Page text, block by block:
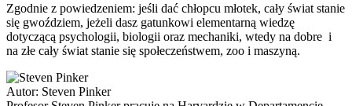
Zgodnie z powiedzeniem: jeśli dać chłopcu młotek, cały świat stanie
się gwoździem, jeżeli dasz gatunkowi elementarną wiedzę
dotyczącą psychologii, biologii oraz mechaniki, wtedy na dobre i
na złe cały świat stanie się społeczeństwem, zoo i maszyną.
Autor: Steven Pinker